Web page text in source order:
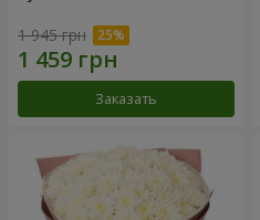
1 945 грн
Заказать